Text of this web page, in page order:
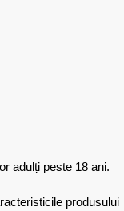
adulți peste 18 ani.
produsului